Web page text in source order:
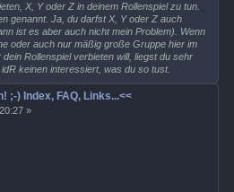
X, Y oder Z in deinem Rollenspiel zu tun.
genannt. Ja, du darfst X, Y oder Z auch
ist es aber auch nicht mein Problem). Wenn
oder auch nur mäßig große Gruppe hier im
Rollenspiel verbieten will, liegst du sehr
keinen interessiert, was du so tust.
;-) Index, FAQ, Links...<<
»